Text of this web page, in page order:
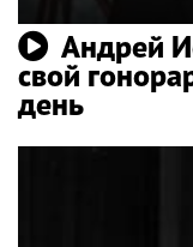
Андрей
свой
день